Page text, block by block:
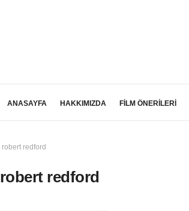
ANASAYFA HAKKIMIZDA FİLM ÖNERİLERİ
robert redford
robert redford